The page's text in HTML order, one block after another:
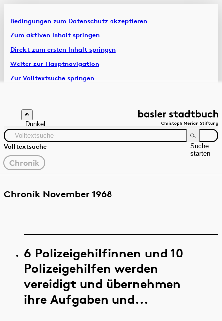
Bedingungen zum Datenschutz akzeptieren
Zum aktiven Inhalt springen
Direkt zum ersten Inhalt springen
Weiter zur Hauptnavigation
Zur Volltextsuche springen
Artikel & Dossiers
Chronik
Dunkel
Volltextsuche
Suche
starten
gewählter
Filter
Chronik
Quelle Zeitraum
Chronik November 1968
6 Polizeigehilfinnen und 10
Polizeigehilfen werden
vereidigt und übernehmen
ihre Aufgaben und...